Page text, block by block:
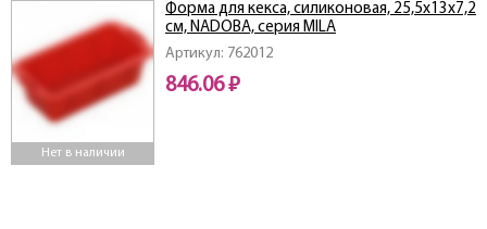
Нет в наличии
Артикул: 762012
Форма для кекса, силиконовая, 25,5x13x7,2
см, NADOBA, серия MILA
846.06 ₽